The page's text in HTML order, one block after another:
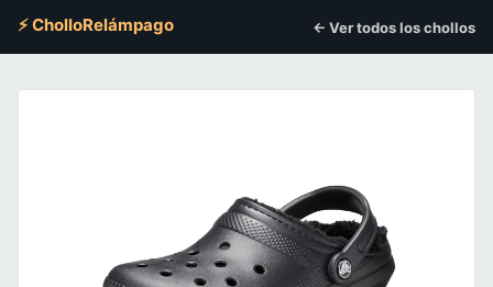
⚡ CholloRelámpago ← Ver todos los chollos